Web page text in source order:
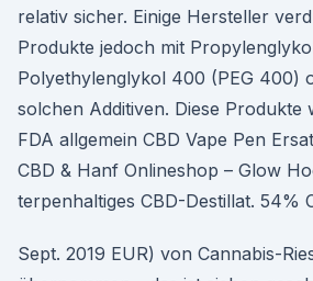
relativ sicher. Einige Hersteller
Produkte jedoch mit
Polyethylenglykol 400 (PEG 400)
solchen Additiven. Diese Produkte
FDA allgemein CBD Vape Pen
CBD & Hanf Onlineshop – Glow
terpenhaltiges CBD-Destillat. 54%
Sept. 2019 EUR) von Cannabis-